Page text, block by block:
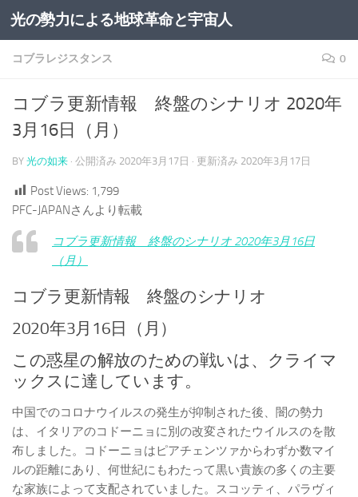
コンテンツへスキップ
光の勢力による地球革命と宇宙人
コブラレジスタンス 0
コブラ更新情報 終盤のシナリオ 2020年
3月16日（月）
BY 光の如来 · 公開済み 2020年3月17日 · 更新済み 2020年3月17日
Post Views: 1,799
PFC-JAPANさんより転載
コブラ更新情報 終盤のシナリオ 2020年3月16日
（月）
コブラ更新情報 終盤のシナリオ
2020年3月16日（月）
この惑星の解放のための戦いは、クライマ
ックスに達しています。
中国でのコロナウイルスの発生が抑制された後、闇の勢力
は、イタリアのコドーニョに別の改変されたウイルスのを散
布しました。コドーニョはピアチェンツァからわずか数マイ
ルの距離にあり、何世紀にもわたって黒い貴族の多くの主要
な家族によって支配されていました。スコッティ、パラヴィ